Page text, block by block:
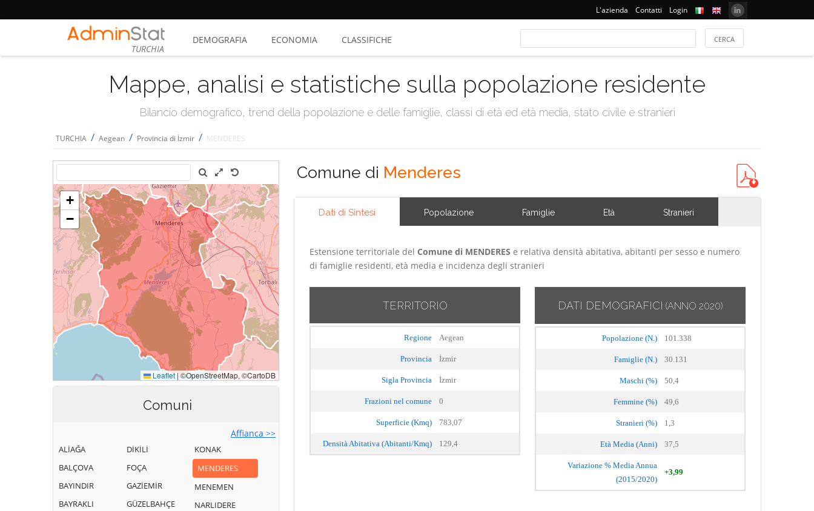
L'azienda Contatti Login
TURCHIA
DEMOGRAFIA ECONOMIA CLASSIFICHE
Mappe, analisi e statistiche sulla popolazione residente
Bilancio demografico, trend della popolazione e delle famiglie, classi di età ed età media, stato civile e stranieri
TURCHIA / Aegean / Provincia di İzmir / MENDERES
Comuni
Affianca >>
ALİAĞA
BALÇOVA
BAYINDIR
BAYRAKLI
DİKİLİ
FOÇA
GAZİEMİR
GÜZELBAHÇE
KONAK
MENDERES
MENEMEN
NARLIDERE
Comune di Menderes
Dati di Sintesi Popolazione Famiglie Età Stranieri
Estensione territoriale del Comune di MENDERES e relativa densità abitativa, abitanti per sesso e numero
di famiglie residenti, età media e incidenza degli stranieri
TERRITORIO
Regione Aegean
Provincia İzmir
Sigla Provincia İzmir
Frazioni nel comune 0
Superficie (Kmq) 783,07
Densità Abitativa (Abitanti/Kmq) 129,4
DATI DEMOGRAFICI (ANNO 2020)
Popolazione (N.) 101.338
Famiglie (N.) 30.131
Maschi (%) 50,4
Femmine (%) 49,6
Stranieri (%) 1,3
Età Media (Anni) 37,5
Variazione % Media Annua
(2015/2020)
+3,99